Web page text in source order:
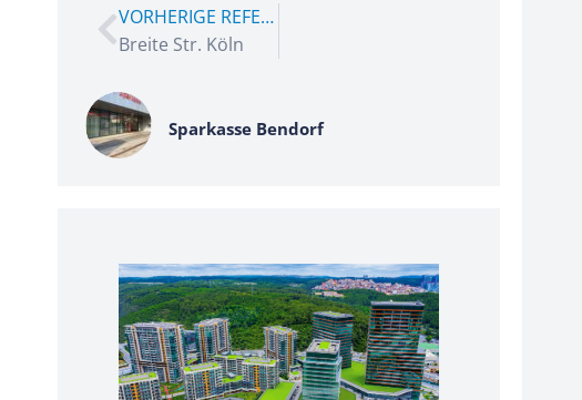
VORHERIGE REFERENZ
Breite Str. Köln
Sparkasse Bendorf